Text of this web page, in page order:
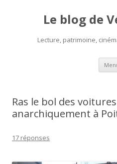
Le blog de
Lecture, patrimoine,
Ras le bol des
anarchiquement à
17 réponses